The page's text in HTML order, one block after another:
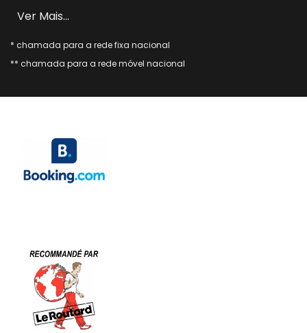
Ver Mais...
* chamada para a rede fixa nacional
** chamada para a rede móvel nacional